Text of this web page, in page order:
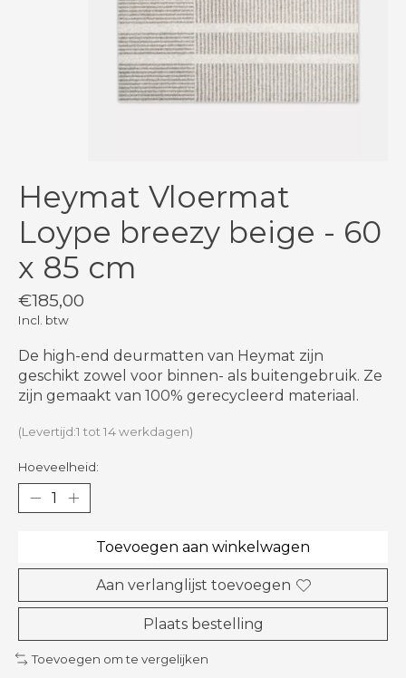
Heymat Vloermat
Loype breezy beige - 60
x 85 cm
€185,00
Incl. btw
De high-end deurmatten van Heymat zijn
geschikt zowel voor binnen- als buitengebruik. Ze
zijn gemaakt van 100% gerecycleerd materiaal.
(Levertijd:1 tot 14 werkdagen)
Hoeveelheid:
Toevoegen aan winkelwagen
Aan verlanglijst toevoegen
Plaats bestelling
Toevoegen om te vergelijken